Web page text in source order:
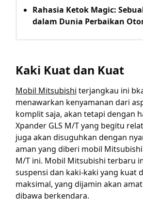
Rahasia Ketok Magic:
dalam Dunia Perbaikan
Kaki Kuat dan Kuat
Mobil Mitsubishi terjangkau ini
menawarkan kenyamanan dari
komplit saja, akan tetapi dengan
Xpander GLS M/T yang begitu
juga akan disuguhkan dengan
aman yang diberi mobil Mitsubishi
M/T ini. Mobil Mitsubishi terbaru
suspensi dan kaki-kaki yang kuat
maksimal, yang dijamin akan
dibawa berkendara.